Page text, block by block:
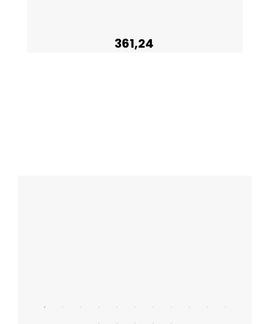
361,24